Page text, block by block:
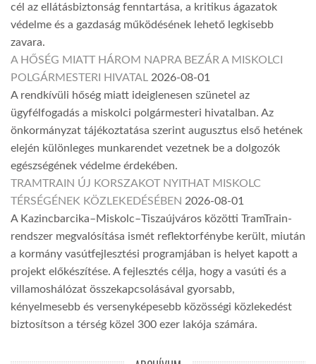
cél az ellátásbiztonság fenntartása, a kritikus ágazatok
védelme és a gazdaság működésének lehető legkisebb
zavara.
A HŐSÉG MIATT HÁROM NAPRA BEZÁR A MISKOLCI
POLGÁRMESTERI HIVATAL 2026-08-01
A rendkívüli hőség miatt ideiglenesen szünetel az
ügyfélfogadás a miskolci polgármesteri hivatalban. Az
önkormányzat tájékoztatása szerint augusztus első hetének
elején különleges munkarendet vezetnek be a dolgozók
egészségének védelme érdekében.
TRAMTRAIN ÚJ KORSZAKOT NYITHAT MISKOLC
TÉRSÉGÉNEK KÖZLEKEDÉSÉBEN 2026-08-01
A Kazincbarcika–Miskolc–Tiszaújváros közötti TramTrain-
rendszer megvalósítása ismét reflektorfénybe került, miután
a kormány vasútfejlesztési programjában is helyet kapott a
projekt előkészítése. A fejlesztés célja, hogy a vasúti és a
villamoshálózat összekapcsolásával gyorsabb,
kényelmesebb és versenyképesebb közösségi közlekedést
biztosítson a térség közel 300 ezer lakója számára.